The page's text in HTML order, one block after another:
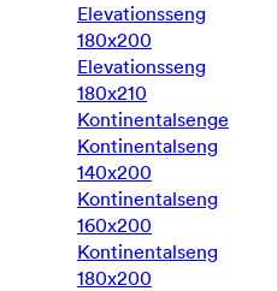
Elevationsseng
180x200
Elevationsseng
180x210
Kontinentalsenge
Kontinentalseng
140x200
Kontinentalseng
160x200
Kontinentalseng
180x200